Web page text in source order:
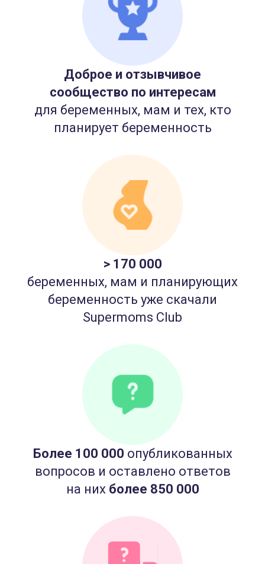
Доброе и отзывчивое
сообщество по интересам
для беременных, мам и тех, кто
планирует беременность
> 170 000
беременных, мам и планирующих
беременность уже скачали
Supermoms Club
Более 100 000 опубликованных
вопросов и оставлено ответов
на них более 850 000